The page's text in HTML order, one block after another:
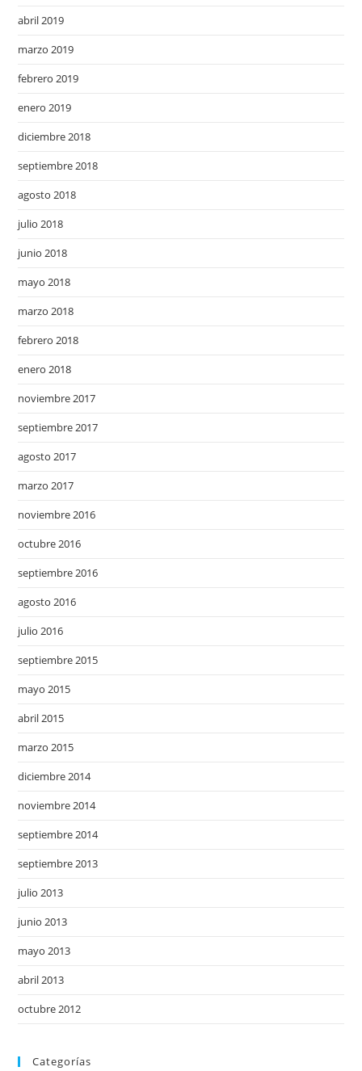
abril 2019
marzo 2019
febrero 2019
enero 2019
diciembre 2018
septiembre 2018
agosto 2018
julio 2018
junio 2018
mayo 2018
marzo 2018
febrero 2018
enero 2018
noviembre 2017
septiembre 2017
agosto 2017
marzo 2017
noviembre 2016
octubre 2016
septiembre 2016
agosto 2016
julio 2016
septiembre 2015
mayo 2015
abril 2015
marzo 2015
diciembre 2014
noviembre 2014
septiembre 2014
septiembre 2013
julio 2013
junio 2013
mayo 2013
abril 2013
octubre 2012
Categorías